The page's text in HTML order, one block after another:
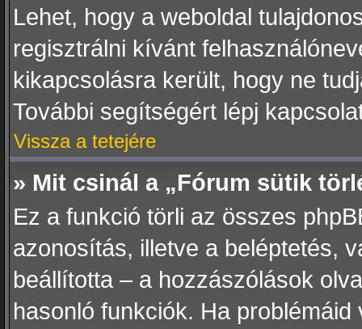
Lehet, hogy a weboldal
regisztrálni kívánt
kikapcsolásra került, hogy ne
További segítségért lépj
Vissza a tetejére
» Mit csinál a „Fórum sütik
Ez a funkció törli az összes
azonosítás, illetve a beléptetés,
beállította – a hozzászólások
hasonló funkciók. Ha